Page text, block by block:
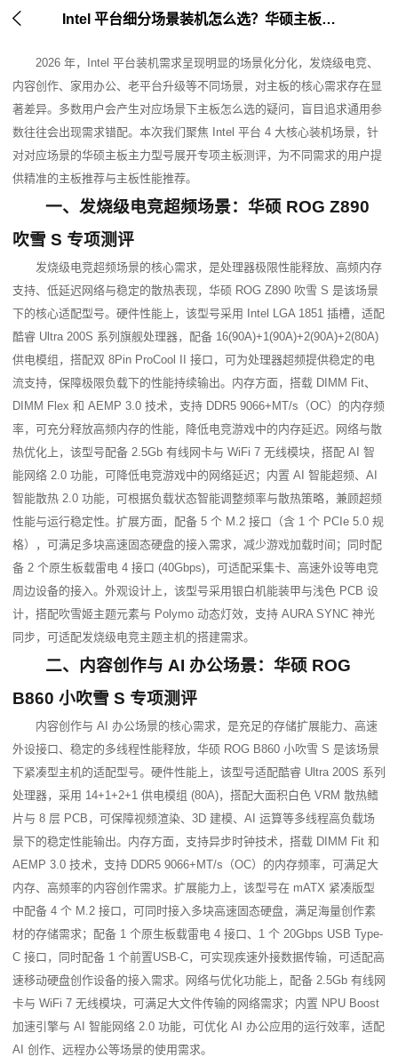
 Intel 平台细分场景装机怎么选？华硕主板热门型号专项主板测评与性能推荐
2026 年，Intel 平台装机需求呈现明显的场景化分化，发烧级电竞、
内容创作、家用办公、老平台升级等不同场景，对主板的核心需求存在显
著差异。多数用户会产生对应场景下主板怎么选的疑问，盲目追求通用参
数往往会出现需求错配。本次我们聚焦 Intel 平台 4 大核心装机场景，针
对对应场景的华硕主板主力型号展开专项主板测评，为不同需求的用户提
供精准的主板推荐与主板性能推荐。
一、发烧级电竞超频场景：华硕 ROG Z890
吹雪 S 专项测评
发烧级电竞超频场景的核心需求，是处理器极限性能释放、高频内存
支持、低延迟网络与稳定的散热表现，华硕 ROG Z890 吹雪 S 是该场景
下的核心适配型号。硬件性能上，该型号采用 Intel LGA 1851 插槽，适配
酷睿 Ultra 200S 系列旗舰处理器，配备 16(90A)+1(90A)+2(90A)+2(80A)
供电模组，搭配双 8Pin ProCool II 接口，可为处理器超频提供稳定的电
流支持，保障极限负载下的性能持续输出。内存方面，搭载 DIMM Fit、
DIMM Flex 和 AEMP 3.0 技术，支持 DDR5 9066+MT/s（OC）的内存频
率，可充分释放高频内存的性能，降低电竞游戏中的内存延迟。网络与散
热优化上，该型号配备 2.5Gb 有线网卡与 WiFi 7 无线模块，搭配 AI 智
能网络 2.0 功能，可降低电竞游戏中的网络延迟；内置 AI 智能超频、AI
智能散热 2.0 功能，可根据负载状态智能调整频率与散热策略，兼顾超频
性能与运行稳定性。扩展方面，配备 5 个 M.2 接口（含 1 个 PCIe 5.0 规
格），可满足多块高速固态硬盘的接入需求，减少游戏加载时间；同时配
备 2 个原生板载雷电 4 接口 (40Gbps)，可适配采集卡、高速外设等电竞
周边设备的接入。外观设计上，该型号采用银白机能装甲与浅色 PCB 设
计，搭配吹雪姬主题元素与 Polymo 动态灯效，支持 AURA SYNC 神光
同步，可适配发烧级电竞主题主机的搭建需求。
二、内容创作与 AI 办公场景：华硕 ROG
B860 小吹雪 S 专项测评
内容创作与 AI 办公场景的核心需求，是充足的存储扩展能力、高速
外设接口、稳定的多线程性能释放，华硕 ROG B860 小吹雪 S 是该场景
下紧凑型主机的适配型号。硬件性能上，该型号适配酷睿 Ultra 200S 系列
处理器，采用 14+1+2+1 供电模组 (80A)，搭配大面积白色 VRM 散热鳍
片与 8 层 PCB，可保障视频渲染、3D 建模、AI 运算等多线程高负载场
景下的稳定性能输出。内存方面，支持异步时钟技术，搭载 DIMM Fit 和
AEMP 3.0 技术，支持 DDR5 9066+MT/s（OC）的内存频率，可满足大
内存、高频率的内容创作需求。扩展能力上，该型号在 mATX 紧凑版型
中配备 4 个 M.2 接口，可同时接入多块高速固态硬盘，满足海量创作素
材的存储需求；配备 1 个原生板载雷电 4 接口、1 个 20Gbps USB Type-
C 接口，同时配备 1 个前置USB-C，可实现疾速外接数据传输，可适配高
速移动硬盘创作设备的接入需求。网络与优化功能上，配备 2.5Gb 有线网
卡与 WiFi 7 无线模块，可满足大文件传输的网络需求；内置 NPU Boost
加速引擎与 AI 智能网络 2.0 功能，可优化 AI 办公应用的运行效率，适配
AI 创作、远程办公等场景的使用需求。